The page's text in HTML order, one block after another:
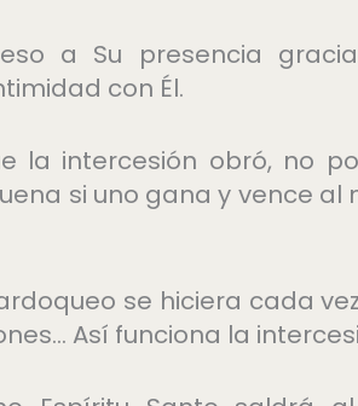
a Su presencia
con Él.
la intercesión obró, no
si uno gana y vence al
se hiciera cada
Así funciona la